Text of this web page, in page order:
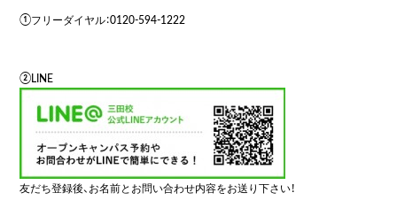
①フリーダイヤル：0120-594-1222
②LINE
友だち登録後、お名前とお問い合わせ内容をお送り下さい！